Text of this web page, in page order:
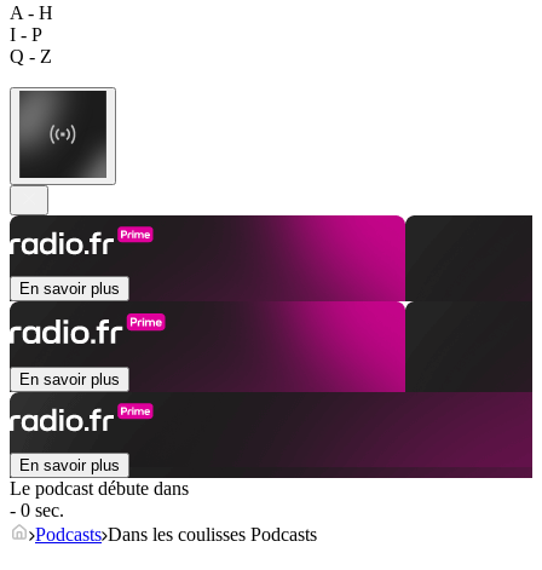
A - H
I - P
Q - Z
En savoir plus
En savoir plus
En savoir plus
Le podcast débute dans
- 0 sec.
Podcasts Dans les coulisses Podcasts